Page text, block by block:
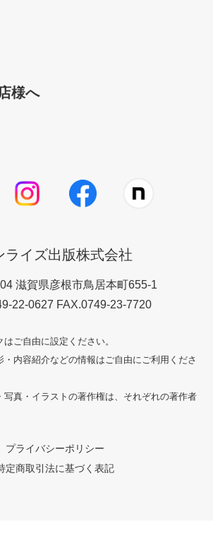
様へ
ライズ出版株式会社
滋賀県彦根市鳥居本町655-1
22-0627 FAX.0749-23-7720
ご自由に設定ください。
・内容紹介などの情報はご自由にご利用くださ
写真・イラストの著作権は、それぞれの著作者
プライバシーポリシー
定商取引法に基づく表記